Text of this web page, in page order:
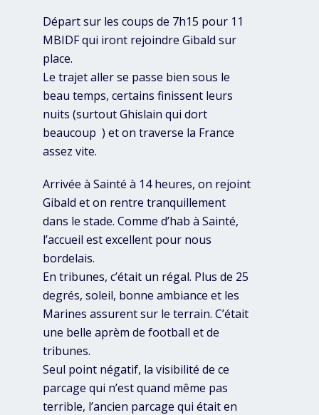
Départ sur les coups de 7h15 pour 11
MBIDF qui iront rejoindre Gibald sur
place.
Le trajet aller se passe bien sous le
beau temps, certains finissent leurs
nuits (surtout Ghislain qui dort
beaucoup ) et on traverse la France
assez vite.
Arrivée à Sainté à 14 heures, on rejoint
Gibald et on rentre tranquillement
dans le stade. Comme d’hab à Sainté,
l’accueil est excellent pour nous
bordelais.
En tribunes, c’était un régal. Plus de 25
degrés, soleil, bonne ambiance et les
Marines assurent sur le terrain. C’était
une belle aprèm de football et de
tribunes.
Seul point négatif, la visibilité de ce
parcage qui n’est quand même pas
terrible, l’ancien parcage qui était en